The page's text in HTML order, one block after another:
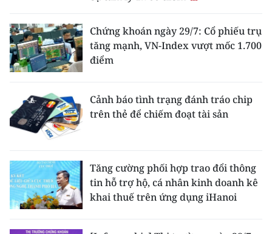
Chứng khoán ngày 29/7: Cổ phiếu trụ
tăng mạnh, VN-Index vượt mốc 1.700
điểm
Cảnh báo tình trạng đánh tráo chip
trên thẻ để chiếm đoạt tài sản
Tăng cường phối hợp trao đổi thông
tin hỗ trợ hộ, cá nhân kinh doanh kê
khai thuế trên ứng dụng iHanoi